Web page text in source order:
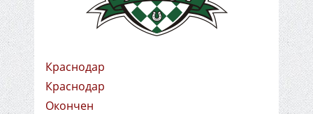
Краснодар
Краснодар
Окончен